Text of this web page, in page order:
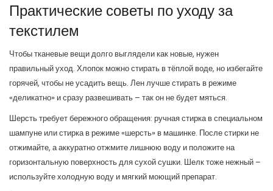
Практические советы по уходу за
текстилем
Чтобы тканевые вещи долго выглядели как новые, нужен
правильный уход. Хлопок можно стирать в тёплой воде, но избегайте
горячей, чтобы не усадить вещь. Лен лучше стирать в режиме
«деликатно» и сразу развешивать – так он не будет мяться.
Шерсть требует бережного обращения: ручная стирка в специальном
шампуне или стирка в режиме «шерсть» в машинке. После стирки не
отжимайте, а аккуратно отжмите лишнюю воду и положите на
горизонтальную поверхность для сухой сушки. Шелк тоже нежный –
используйте холодную воду и мягкий моющий препарат.